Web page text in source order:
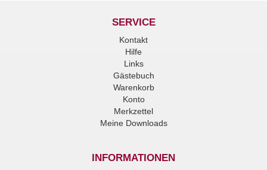
SERVICE
Kontakt
Hilfe
Links
Gästebuch
Warenkorb
Konto
Merkzettel
Meine Downloads
INFORMATIONEN